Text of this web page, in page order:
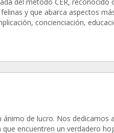
y que abarca aspectos
concienciación,
de lucro. Nos dedicamos
encuentren un verdadero